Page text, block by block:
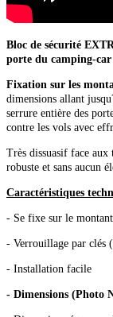
Bloc de sécurité
porte du camping-
Fixation sur les
dimensions allant
serrure entière des
contre les vols avec
Très dissuasif face
robuste et sans aucun
Caractéristiques
- Se fixe sur le
- Verrouillage par clés
- Installation facile
- Dimensions (Photo